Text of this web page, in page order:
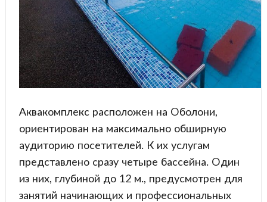
Аквакомплекс расположен на Оболони,
ориентирован на максимально обширную
аудиторию посетителей. К их услугам
представлено сразу четыре бассейна. Один
из них, глубиной до 12 м., предусмотрен для
занятий начинающих и профессиональных